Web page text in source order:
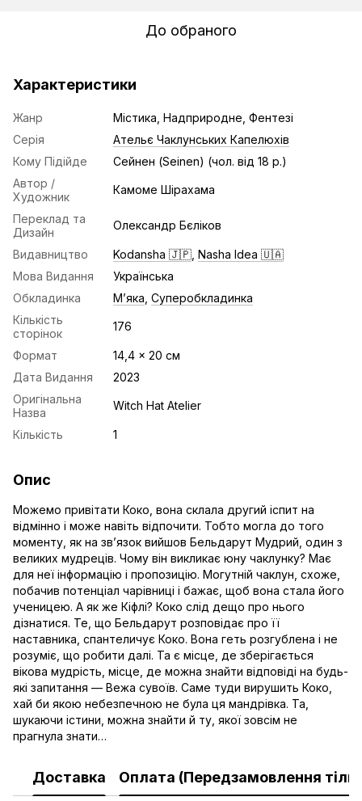
До обраного
Характеристики
Жанр
Містика, Надприродне, Фентезі
Серія
Ательє Чаклунських Капелюхів
Кому Підійде
Сейнен (Seinen) (чол. від 18 р.)
Автор /
Художник
Камоме Шірахама
Переклад та
Дизайн
Олександр Бєліков
Видавництво Kodansha 🇯🇵 Nasha Idea 🇺🇦
Мова Видання
Українська
Обкладинка
Мʼяка Суперобкладинка
Кількість
сторінок
176
Формат
14,4 x 20 cм
Дата Видання
2023
Оригінальна
Назва
Witch Hat Atelier
Кількість 1
Опис
Можемо привітати Коко, вона склала другий іспит на
відмінно і може навіть відпочити. Тобто могла до того
моменту, як на зв’язок вийшов Бельдарут Мудрий, один з
великих мудреців. Чому він викликає юну чаклунку? Має
для неї інформацію і пропозицію. Могутній чаклун, схоже,
побачив потенціал чарівниці і бажає, щоб вона стала його
ученицею. А як же Кіфлі? Коко слід дещо про нього
дізнатися. Те, що Бельдарут розповідає про її
наставника, спантеличує Коко. Вона геть розгублена і не
розуміє, що робити далі. Та є місце, де зберігається
вікова мудрість, місце, де можна знайти відповіді на будь-
які запитання — Вежа сувоїв. Саме туди вирушить Коко,
хай би якою небезпечною не була ця мандрівка. Та,
шукаючи істини, можна знайти й ту, якої зовсім не
прагнула знати…
Доставка Оплата (Передзамовлення